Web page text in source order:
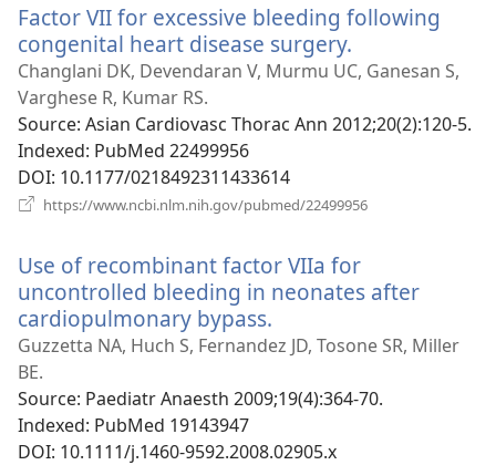
вікні)
Factor VII for excessive bleeding following
congenital heart disease surgery.
у
вікні)
Changlani DK, Devendaran V, Murmu UC, Ganesan S,
Varghese R, Kumar RS.
Source‎: Asian Cardiovasc Thorac Ann 2012;20(2):120-5.
Indexed‎: PubMed 22499956
DOI‎: 10.1177/0218492311433614
https://www.ncbi.nlm.nih.gov/pubmed/22499956
Use of recombinant factor VIIa for
uncontrolled bleeding in neonates after
cardiopulmonary bypass.
у
вікні)
Guzzetta NA, Huch S, Fernandez JD, Tosone SR, Miller
BE.
Source‎: Paediatr Anaesth 2009;19(4):364-70.
Indexed‎: PubMed 19143947
DOI‎: 10.1111/j.1460-9592.2008.02905.x